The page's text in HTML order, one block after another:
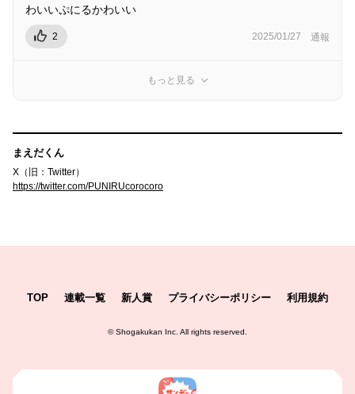
わいいぷにるかわいい
2 2025/01/27 通報
もっと見る
まえだくん
X（旧：Twitter）
https://twitter.com/PUNIRUcorocoro
TOP 連載一覧 新人賞 プライバシーポリシー 利用規約
©Shogakukan Inc. All rights reserved.